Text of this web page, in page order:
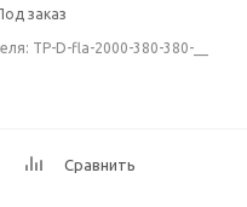
заказ
TP-D-fla-2000-380-380-__
Сравнить